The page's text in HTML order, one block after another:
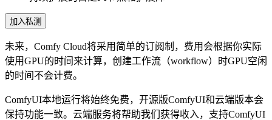
加入私测
未来，Comfy Cloud将采用简单的订阅制，费用会根据你实际
使用GPU的时间来计算，创建工作流（workflow）时GPU空闲
的时间不会计费。
ComfyUI本地运行将始终免费，开源版ComfyUI和云端版本会
保持功能一致。云端服务将帮助我们获得收入，支持ComfyUI